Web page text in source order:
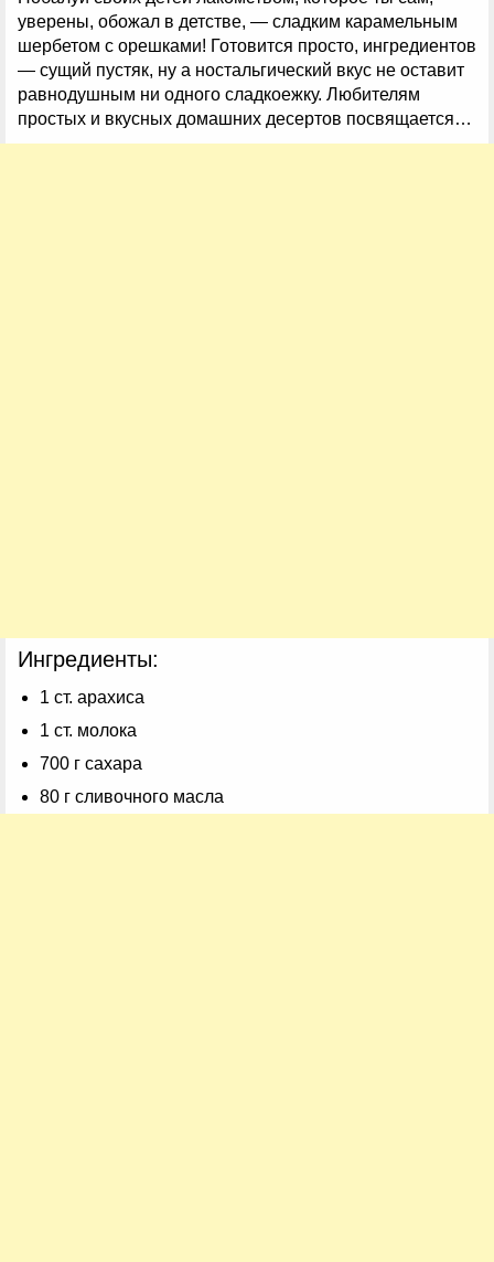
уверены, обожал в детстве, — сладким карамельным
шербетом с орешками! Готовится просто, ингредиентов
— сущий пустяк, ну а ностальгический вкус не оставит
равнодушным ни одного сладкоежку. Любителям
простых и вкусных домашних десертов посвящается…
Ингредиенты:
1 ст. арахиса
1 ст. молока
700 г сахара
80 г сливочного масла